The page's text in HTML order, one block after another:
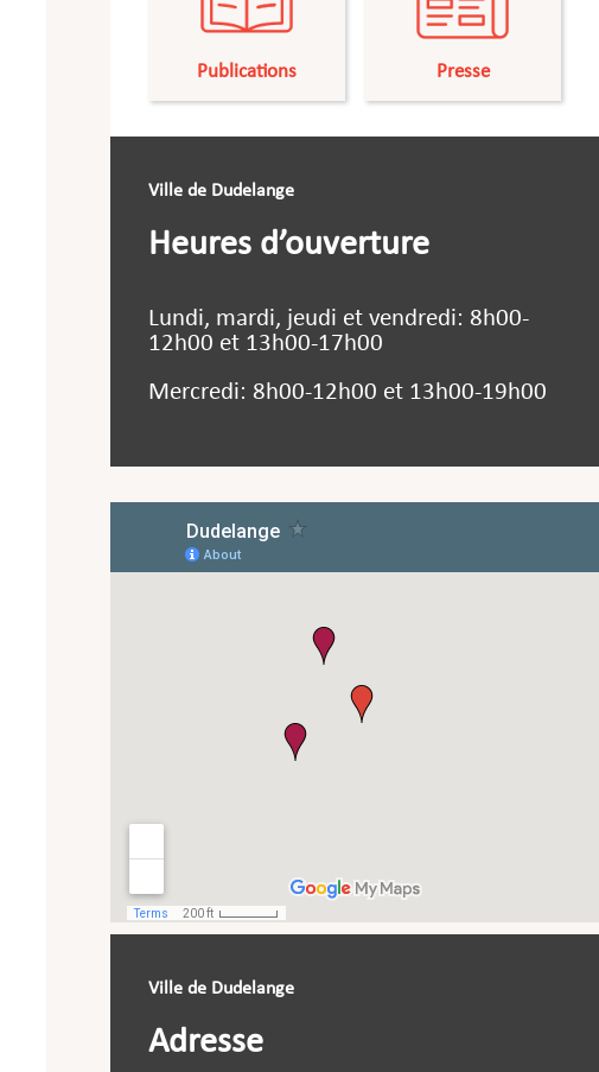
Publications Presse
Ville de Dudelange
Heures d’ouverture
Lundi, mardi, jeudi et vendredi: 8h00-
12h00 et 13h00-17h00
Mercredi: 8h00-12h00 et 13h00-19h00
Ville de Dudelange
Adresse